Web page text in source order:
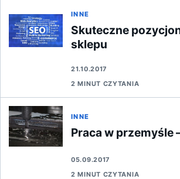
INNE
Skuteczne
sklepu
21.10.2017
2 MINUT CZYTANIA
INNE
Praca w przemyśle
05.09.2017
2 MINUT CZYTANIA